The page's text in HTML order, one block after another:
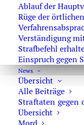
Ablauf der
Rüge der
Verständigung
Strafbefehl
Einspruch gegen
News
Übersicht
Alle Beiträge
Straftaten gegen
Übersicht
Erpressung
Raub